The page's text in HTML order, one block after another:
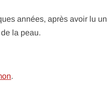
années, après avoir lu un
la peau.
.